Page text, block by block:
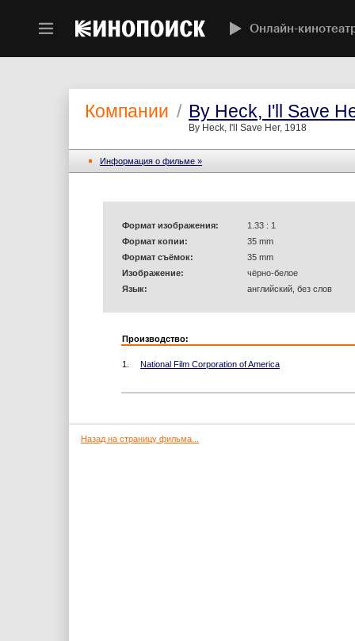
Онлайн-
Компании / By Heck, I'll Save
By Heck, I'll Save Her, 1918
Информация o фильме »
Формат изображения:
1.33 : 1
Формат копии:
35 mm
Формат съёмок:
35 mm
Изображение:
чёрно-белое
Язык:
английский, без слов
Производство:
1. National Film Corporation of America
Назад на страницу фильма...